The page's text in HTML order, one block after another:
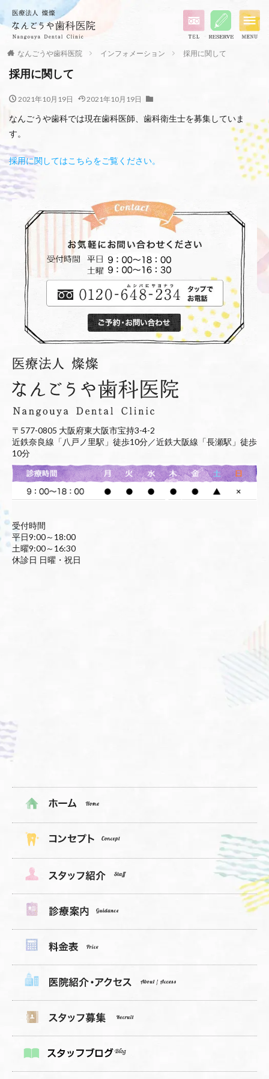
なんごうや歯科医院 インフォメーション 採用に関して
採用に関して
2021年10月19日 2021年10月19日
なんごうや歯科では現在歯科医師、歯科衛生士を募集していま
す。
採用に関してはこちらをご覧ください。
〒577-0805 大阪府東大阪市宝持3-4-2
近鉄奈良線「八戸ノ里駅」徒歩10分／近鉄大阪線「長瀬駅」徒歩
10分
受付時間
平日9:00～18:00
土曜9:00～16:30
休診日 日曜・祝日